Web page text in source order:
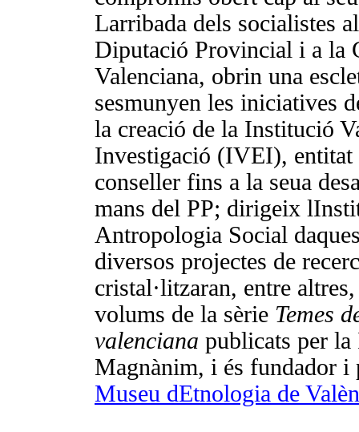
Larribada dels socialistes
Diputació Provincial i a la
Valenciana, obrin una
sesmunyen les iniciatives
la creació de la Institució
Investigació (IVEI), entitat
conseller fins a la seua
mans del PP; dirigeix
Antropologia Social
diversos projectes de
cristal·litzaran, entre
volums de la sèrie Temes
valenciana publicats per
Magnànim, i és fundador i
Museu dEtnologia de